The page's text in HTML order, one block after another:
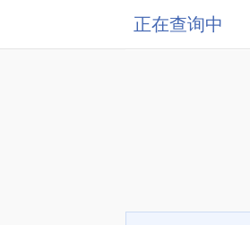
正在查询中